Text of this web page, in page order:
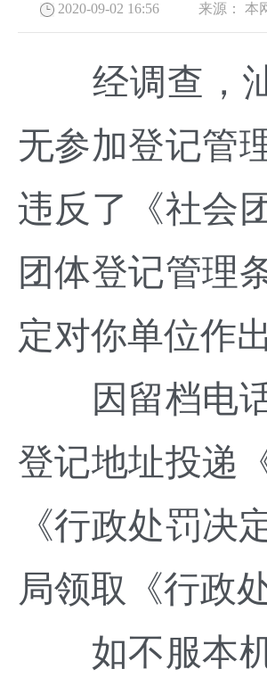
2020-09-02 16:56 来源： 本
经调查，汕
无参加登记管
违反了《社会
团体登记管理
定对你单位作
因留档电话
登记地址投递
《行政处罚决
局领取《行政
如不服本机